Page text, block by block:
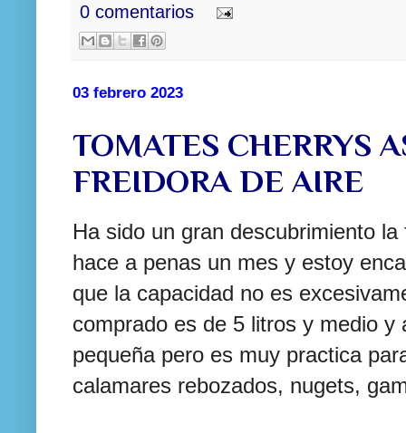
0 comentarios
03 febrero 2023
TOMATES CHERRYS
FREIDORA DE AIRE
Ha sido un gran descubrimiento
hace a penas un mes y estoy
que la capacidad no es
comprado es de 5 litros y medio
pequeña pero es muy practica
calamares rebozados, nugets,